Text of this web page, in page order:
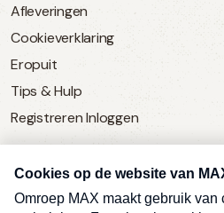
Afleveringen
Cookieverklaring
Eropuit
Tips & Hulp
Registreren Inloggen
SERVICE
Over Omroep MAX